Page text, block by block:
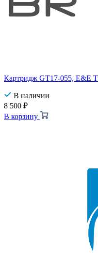
Картридж GT17-055, E&E
В наличии
8 500 ₽
В корзину